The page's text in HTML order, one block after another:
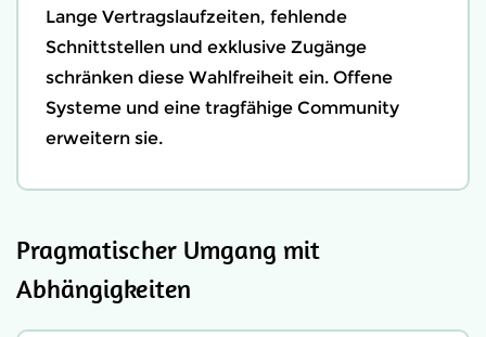
Lange Vertragslaufzeiten, fehlende
Schnittstellen und exklusive Zugänge
schränken diese Wahlfreiheit ein. Offene
Systeme und eine tragfähige Community
erweitern sie.
Pragmatischer Umgang mit
Abhängigkeiten